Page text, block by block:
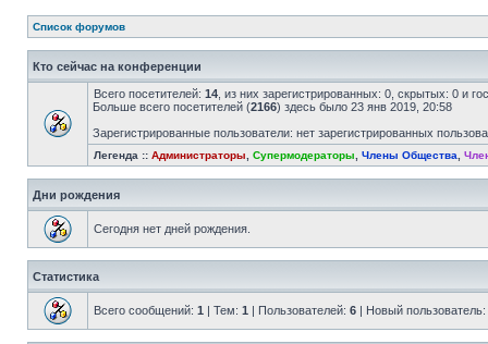
Список форумов
Кто сейчас на конференции
Всего посетителей: 14 , из них зарегистрированных: 0, скрытых: 0 и
Больше всего посетителей (2166) здесь было 23 янв 2019, 20:58
Зарегистрированные пользователи: нет зарегистрированных
Легенда :: Администраторы Супермодераторы Члены Общества
Дни рождения
Сегодня нет дней рождения.
Статистика
Всего сообщений: 1 | Тем: 1 | Пользователей: 6 | Новый пользователь: